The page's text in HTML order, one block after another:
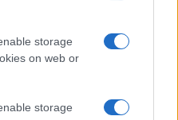
storage
on web or
storage